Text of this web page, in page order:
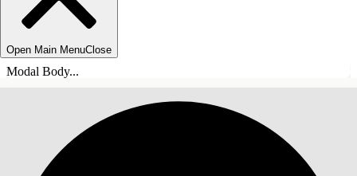
Open Main MenuClose
Modal Body...